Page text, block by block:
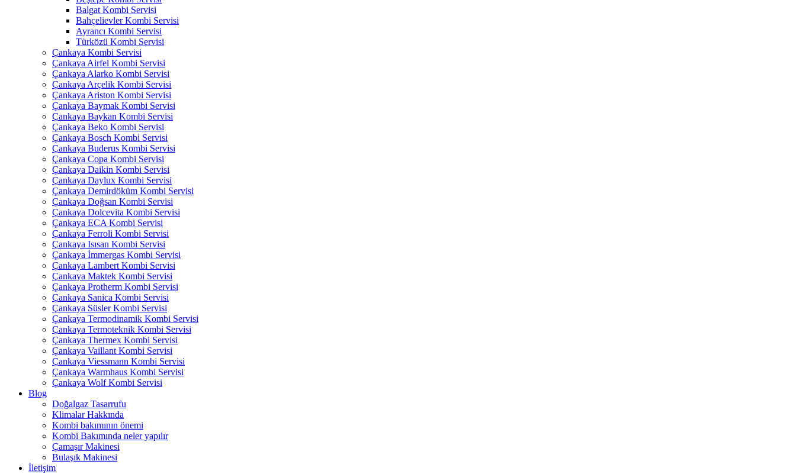
Balgat Kombi Servisi
Bahçelievler Kombi Servisi
Ayrancı Kombi Servisi
Türközü Kombi Servisi
Çankaya Kombi Servisi
Çankaya Airfel Kombi Servisi
Çankaya Alarko Kombi Servisi
Çankaya Arçelik Kombi Servisi
Çankaya Ariston Kombi Servisi
Çankaya Baymak Kombi Servisi
Çankaya Baykan Kombi Servisi
Çankaya Beko Kombi Servisi
Çankaya Bosch Kombi Servisi
Çankaya Buderus Kombi Servisi
Çankaya Copa Kombi Servisi
Çankaya Daikin Kombi Servisi
Çankaya Daylux Kombi Servisi
Çankaya Demirdöküm Kombi Servisi
Çankaya Doğsan Kombi Servisi
Çankaya Dolcevita Kombi Servisi
Çankaya ECA Kombi Servisi
Çankaya Ferroli Kombi Servisi
Çankaya Isısan Kombi Servisi
Çankaya İmmergas Kombi Servisi
Çankaya Lambert Kombi Servisi
Çankaya Maktek Kombi Servisi
Çankaya Protherm Kombi Servisi
Çankaya Sanica Kombi Servisi
Çankaya Süsler Kombi Servisi
Çankaya Termodinamik Kombi Servisi
Çankaya Termoteknik Kombi Servisi
Çankaya Thermex Kombi Servisi
Çankaya Vaillant Kombi Servisi
Çankaya Viessmann Kombi Servisi
Çankaya Warmhaus Kombi Servisi
Çankaya Wolf Kombi Servisi
Blog
Doğalgaz Tasarrufu
Klimalar Hakkında
Kombi bakımının önemi
Kombi Bakımında neler yapılır
Çamaşır Makinesi
Bulaşık Makinesi
İletişim